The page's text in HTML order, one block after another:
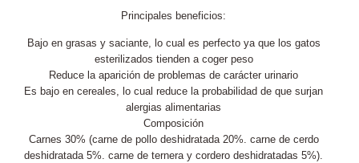
Principales beneficios:
Bajo en grasas y saciante, lo cual es perfecto ya que los gatos
esterilizados tienden a coger peso
Reduce la aparición de problemas de carácter urinario
Es bajo en cereales, lo cual reduce la probabilidad de que surjan
alergias alimentarias
Composición
Carnes 30% (carne de pollo deshidratada 20%. carne de cerdo
deshidratada 5%. carne de ternera y cordero deshidratadas 5%).